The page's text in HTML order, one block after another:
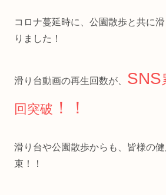
コロナ蔓延時に、公園散歩と共に
りました！
滑り台動画の再生回数が、 SNS
回突破 ！！
滑り台や公園散歩からも、皆様の
束！！